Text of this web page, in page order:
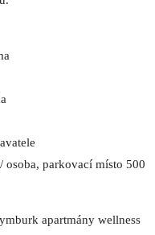
osoba, parkovací místo 500